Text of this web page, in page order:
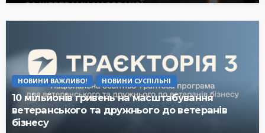
НОВИНИ ВАЖЛИВО! НОВИНИ СУСПІЛЬНІ
10 мільйонів гривень на масштабування
ветеранського та дружнього до ветеранів
бізнесу